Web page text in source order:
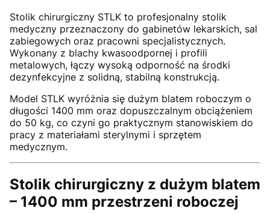
Stolik chirurgiczny STLK to profesjonalny stolik
medyczny przeznaczony do gabinetów lekarskich, sal
zabiegowych oraz pracowni specjalistycznych.
Wykonany z blachy kwasoodpornej i profili
metalowych, łączy wysoką odporność na środki
dezynfekcyjne z solidną, stabilną konstrukcją.
Model STLK wyróżnia się dużym blatem roboczym o
długości 1400 mm oraz dopuszczalnym obciążeniem
do 50 kg, co czyni go praktycznym stanowiskiem do
pracy z materiałami sterylnymi i sprzętem
medycznym.
Stolik chirurgiczny z dużym blatem
– 1400 mm przestrzeni roboczej